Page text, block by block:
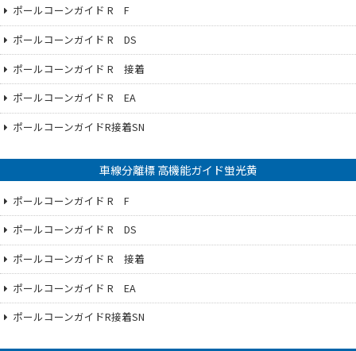
ポールコーンガイド R F
ポールコーンガイド R DS
ポールコーンガイド R 接着
ポールコーンガイド R EA
ポールコーンガイドR接着SN
車線分離標 高機能ガイド蛍光黄
ポールコーンガイド R F
ポールコーンガイド R DS
ポールコーンガイド R 接着
ポールコーンガイド R EA
ポールコーンガイドR接着SN